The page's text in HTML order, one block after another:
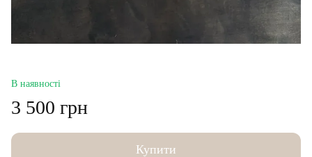
В наявності
3 500 грн
Купити